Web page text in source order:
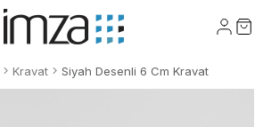
Kravat Siyah Desenli 6 Cm Kravat